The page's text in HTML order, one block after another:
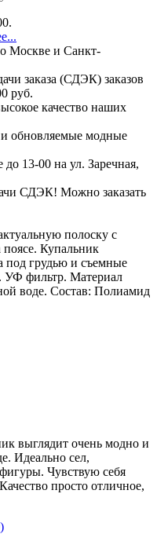
Москве и Санкт-
заказа (СДЭК) заказов
руб.
качество наших
обновляемые модные
до 13-00 на ул. Заречная,
СДЭК! Можно заказать
полоску с
Купальник
под грудью и съемные
УФ фильтр. Материал
воде. Состав: Полиамид
выглядит очень модно и
Идеально сел,
Чувствую себя
просто отличное,
)